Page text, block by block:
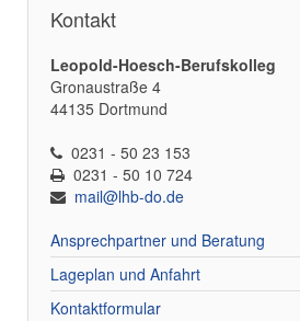
Kontakt
Leopold-Hoesch-Berufskolleg
Gronaustraße 4
44135 Dortmund
0231 - 50 23 153
0231 - 50 10 724
mail@lhb-do.de
Ansprechpartner und Beratung
Lageplan und Anfahrt
Kontaktformular